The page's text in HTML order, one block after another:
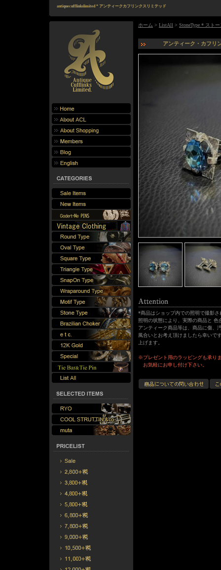
antiquecufflinkslimited * アンティークカフリンクスリミテッド
ホーム > ListAll > StoneType * スト
アンティーク・カフリ
*商品はショップ内での照明で撮影
照明の状態により、実際の商品と
アンティーク商品等は、商品に傷、
風合いとお考え頂けましたら幸いで
上げます。
※プレゼント用のラッピングも承り
お気軽にお申し付け下さい。